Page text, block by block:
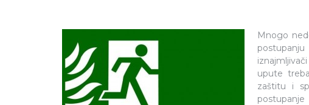
Mnogo
upute
zaštitu i